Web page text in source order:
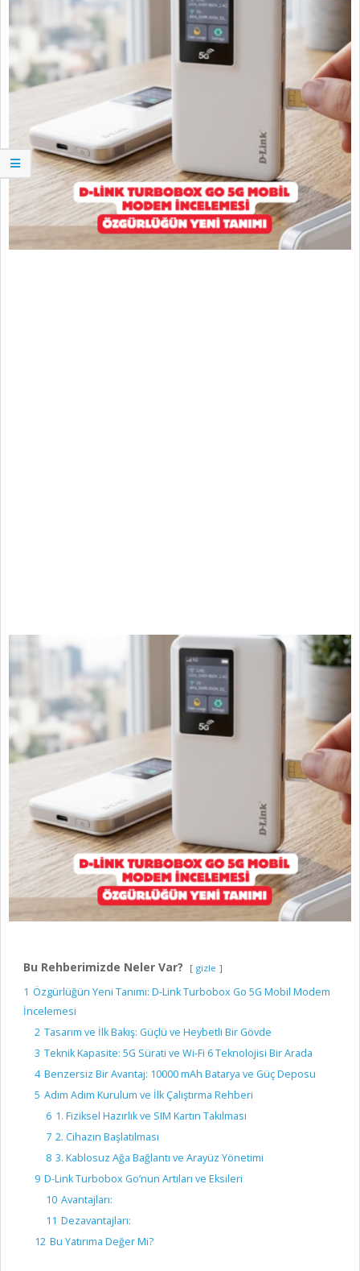
Bu Rehberimizde Neler Var? gizle
1 Özgürlüğün Yeni Tanımı: D-Link Turbobox Go 5G Mobil Modem
İncelemesi
2 Tasarım ve İlk Bakış: Güçlü ve Heybetli Bir Gövde
3 Teknik Kapasite: 5G Sürati ve Wi-Fi 6 Teknolojisi Bir Arada
4 Benzersiz Bir Avantaj: 10000 mAh Batarya ve Güç Deposu
5 Adım Adım Kurulum ve İlk Çalıştırma Rehberi
6 1. Fiziksel Hazırlık ve SIM Kartın Takılması
7 2. Cihazın Başlatılması
8 3. Kablosuz Ağa Bağlantı ve Arayüz Yönetimi
9 D-Link Turbobox Go’nun Artıları ve Eksileri
10 Avantajları:
11 Dezavantajları:
12 Bu Yatırıma Değer Mi?